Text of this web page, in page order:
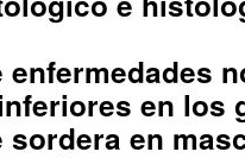
en los
en